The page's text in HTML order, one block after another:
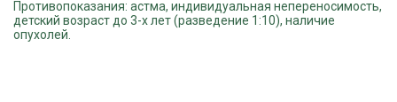
Противопоказания: астма, индивидуальная непереносимость,
детский возраст до 3-х лет (разведение 1:10), наличие
опухолей.